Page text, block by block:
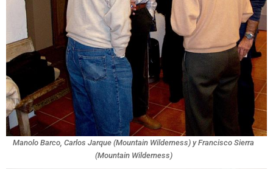
Manolo Barco, Carlos Jarque (Mountain Wilderness) y Francisco Sierra
(Mountain Wilderness)